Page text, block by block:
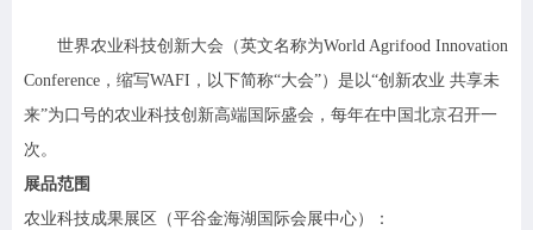
世界农业科技创新大会（英文名称为World Agrifood Innovation
Conference，缩写WAFI，以下简称“大会”）是以“创新农业 共享未
来”为口号的农业科技创新高端国际盛会，每年在中国北京召开一
次。
展品范围
农业科技成果展区（平谷金海湖国际会展中心）：